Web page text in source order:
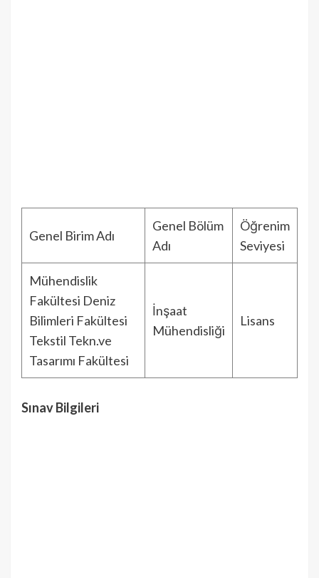
Genel Birim Adı
Genel Bölüm
Adı
Öğrenim
Seviyesi
Mühendislik
Fakültesi Deniz
Bilimleri Fakültesi
Tekstil Tekn.ve
Tasarımı Fakültesi
İnşaat
Mühendisliği
Lisans
Sınav Bilgileri